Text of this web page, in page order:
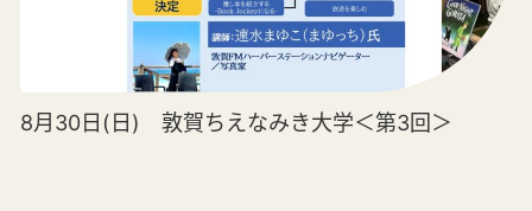
8月30日(日) 敦賀ちえなみき大学＜第3回＞